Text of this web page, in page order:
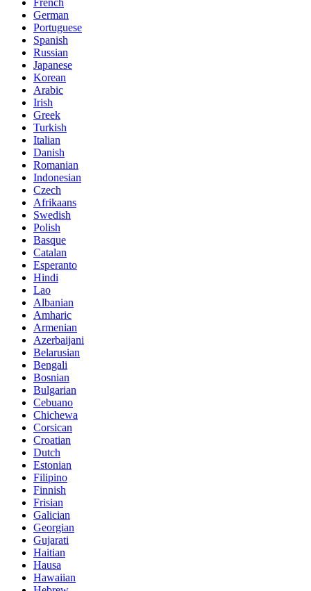
French
German
Portuguese
Spanish
Russian
Japanese
Korean
Arabic
Irish
Greek
Turkish
Italian
Danish
Romanian
Indonesian
Czech
Afrikaans
Swedish
Polish
Basque
Catalan
Esperanto
Hindi
Lao
Albanian
Amharic
Armenian
Azerbaijani
Belarusian
Bengali
Bosnian
Bulgarian
Cebuano
Chichewa
Corsican
Croatian
Dutch
Estonian
Filipino
Finnish
Frisian
Galician
Georgian
Gujarati
Haitian
Hausa
Hawaiian